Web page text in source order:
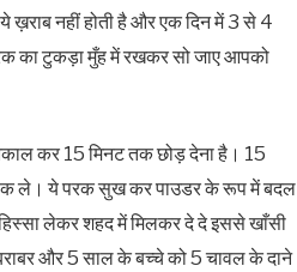
नहीं होती है और एक दिन में 3 से 4
का टुकड़ा मुँह में रखकर सो जाए आपको
कर 15 मिनट तक छोड़ देना है। 15
ले। ये परक सुख कर पाउडर के रूप में बदल
लेकर शहद में मिलकर दे दे इससे खाँसी
और 5 साल के बच्चे को 5 चावल के दाने